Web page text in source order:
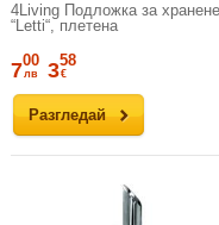
4Living Подложка за хранене
“Letti“, плетена
Разгледай
700
лв 358
€